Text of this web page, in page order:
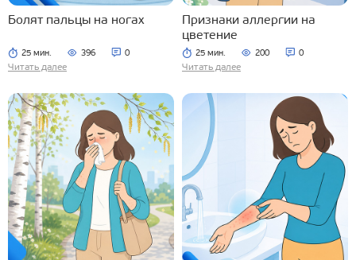
Болят пальцы на ногах
25 мин. 396 0
Читать далее
Признаки аллергии на
цветение
25 мин. 200 0
Читать далее